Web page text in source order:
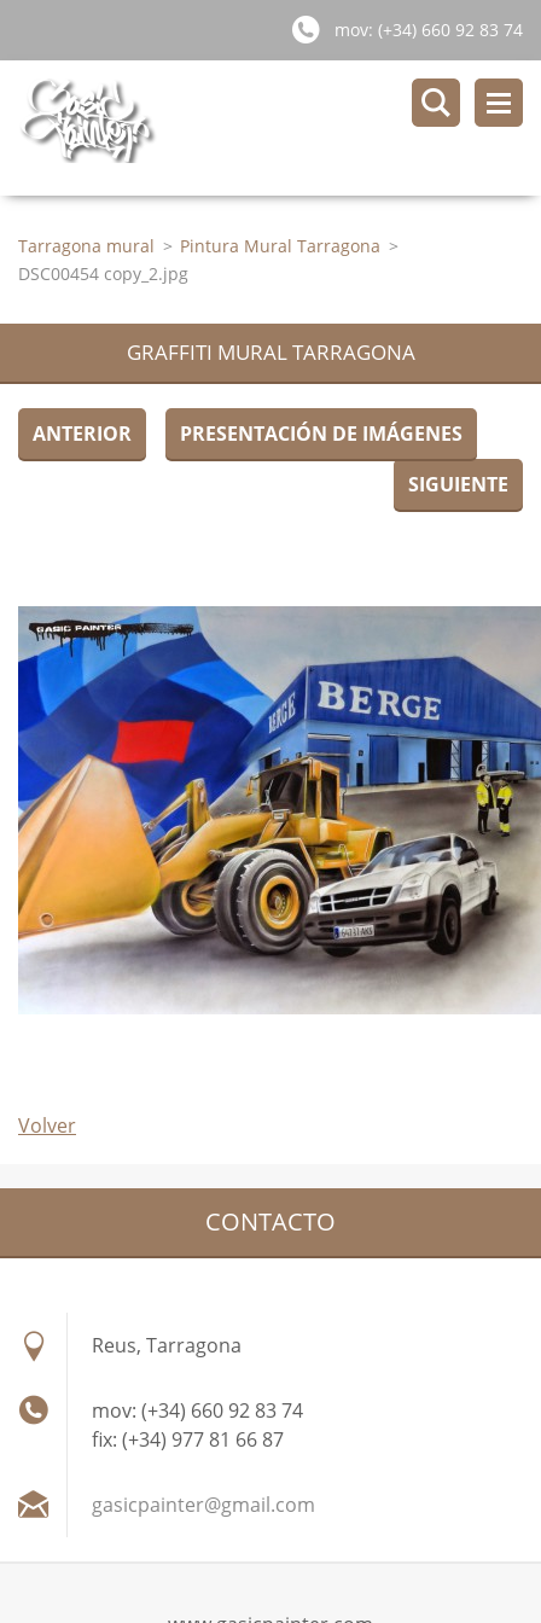
mov: (+34) 660 92 83 74
Tarragona mural > Pintura Mural Tarragona >
DSC00454 copy_2.jpg
GRAFFITI MURAL TARRAGONA
ANTERIOR
PRESENTACIÓN DE IMÁGENES
SIGUIENTE
Volver
CONTACTO
Reus, Tarragona
mov: (+34) 660 92 83 74
fix: (+34) 977 81 66 87
gasicpainter@gmail.com